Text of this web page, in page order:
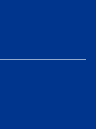
à progresser.